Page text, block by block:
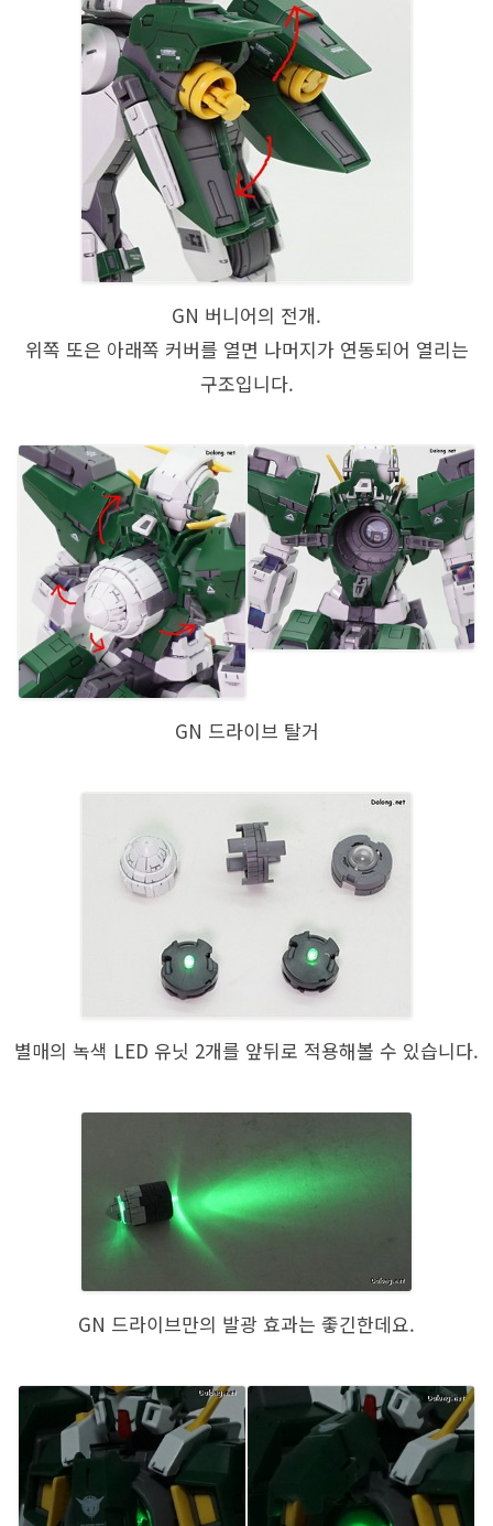
GN 버니어의 전개.
위쪽 또은 아래쪽 커버를 열면 나머지가 연동되어 열리는
구조입니다.
GN 드라이브 탈거
별매의 녹색 LED 유닛 2개를 앞뒤로 적용해볼 수 있습니다.
GN 드라이브만의 발광 효과는 좋긴한데요.